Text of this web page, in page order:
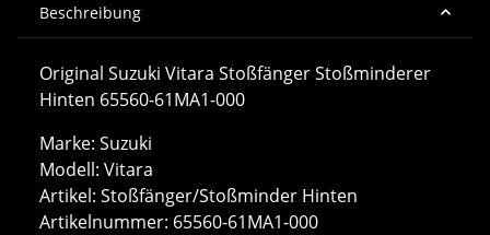
Beschreibung
Original Suzuki Vitara Stoßfänger Stoßminderer
Hinten 65560-61MA1-000
Marke: Suzuki
Modell: Vitara
Artikel: Stoßfänger/Stoßminder Hinten
Artikelnummer: 65560-61MA1-000